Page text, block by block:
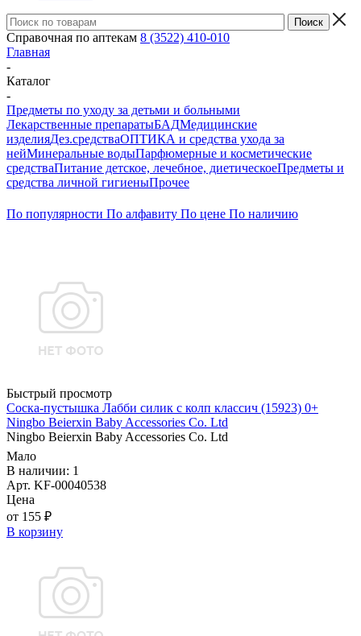
Справочная по аптекам 8 (3522) 410-010
Главная
-
Каталог
-
Предметы по уходу за детьми и больными
Лекарственные препаратыБАДМедицинские
изделияДез.средстваОПТИКА и средства ухода за
нейМинеральные водыПарфюмерные и косметические
средстваПитание детское, лечебное, диетическоеПредметы и
средства личной гигиеныПрочее
По популярности По алфавиту По цене По наличию
Быстрый просмотр
Соска-пустышка Лабби силик с колп классич (15923) 0+
Ningbo Beierxin Baby Accessories Co. Ltd
Ningbo Beierxin Baby Accessories Co. Ltd
Мало
В наличии: 1
Арт. KF-00040538
Цена
от 155 ₽
В корзину